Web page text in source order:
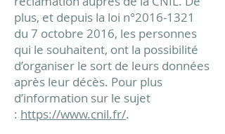
plus, et depuis la loi n°2016-1321
du 7 octobre 2016, les personnes
qui le souhaitent, ont la possibilité
d’organiser le sort de leurs données
après leur décès. Pour plus
d’information sur le sujet
: https://www.cnil.fr/.